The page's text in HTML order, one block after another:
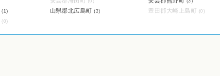
(1) 山県郡北広島町 (3) 豊田郡大崎上島町 (0)
(0)